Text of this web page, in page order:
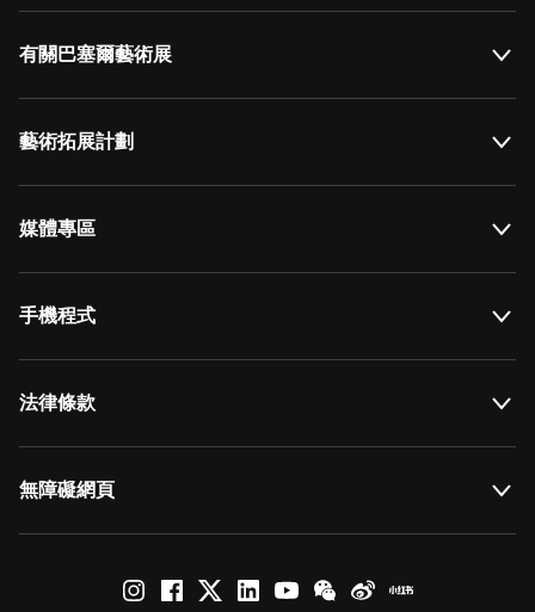
有關巴塞爾藝術展
藝術拓展計劃
媒體專區
手機程式
法律條款
無障礙網頁